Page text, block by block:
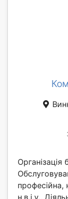
Організація
професійна,
н.в.і.у.,